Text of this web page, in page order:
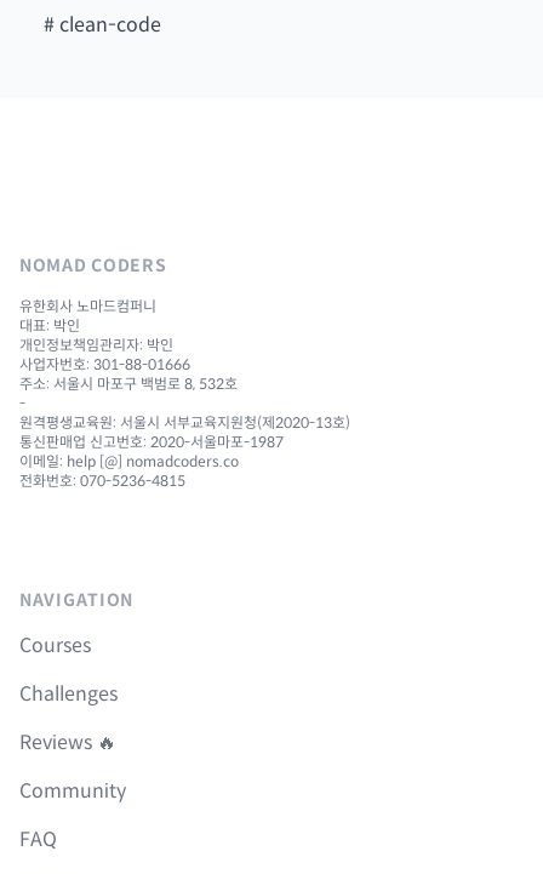
#clean-code
NOMAD CODERS
유한회사 노마드컴퍼니
대표: 박인
개인정보책임관리자: 박인
사업자번호: 301-88-01666
주소: 서울시 마포구 백범로 8, 532호
-
원격평생교육원: 서울시 서부교육지원청(제2020-13호)
통신판매업 신고번호: 2020-서울마포-1987
이메일: help [@] nomadcoders.co
전화번호: 070-5236-4815
NAVIGATION
Courses
Challenges
Reviews 🔥
Community
FAQ